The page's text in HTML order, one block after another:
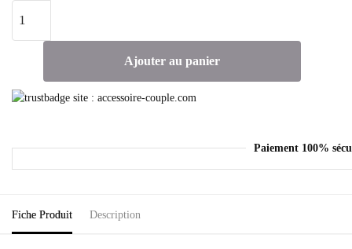
Ajouter au panier
Paiement 100%
Fiche Produit Description